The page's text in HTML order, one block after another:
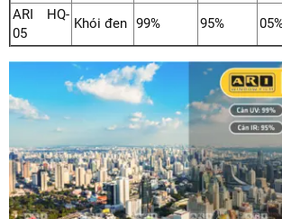
ARI HQ-
05
Khói đen 99% 95%